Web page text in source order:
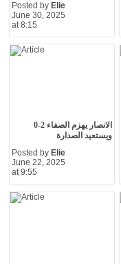
Posted by Elie
June 30, 2025
at 8:15
الانصار يهزم الصفاء 2-0
ويستعيد الصدارة
Posted by Elie
June 22, 2025
at 9:55